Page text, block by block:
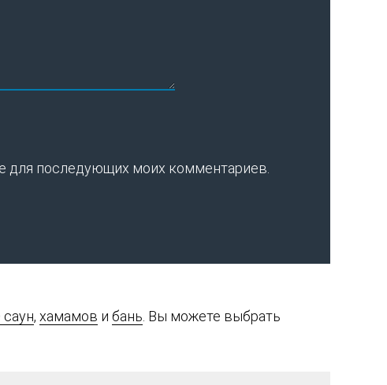
для последующих моих комментариев.
, хамамов и бань . Вы можете выбрать